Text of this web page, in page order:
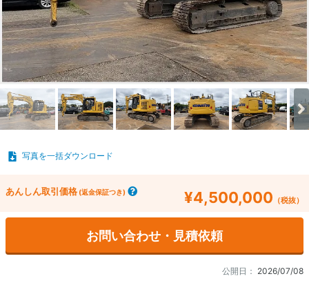
写真を一括ダウンロード
あんしん取引価格 (返金保証つき) ¥4,500,000 （税抜）
お問い合わせ・見積依頼
公開日： 2026/07/08